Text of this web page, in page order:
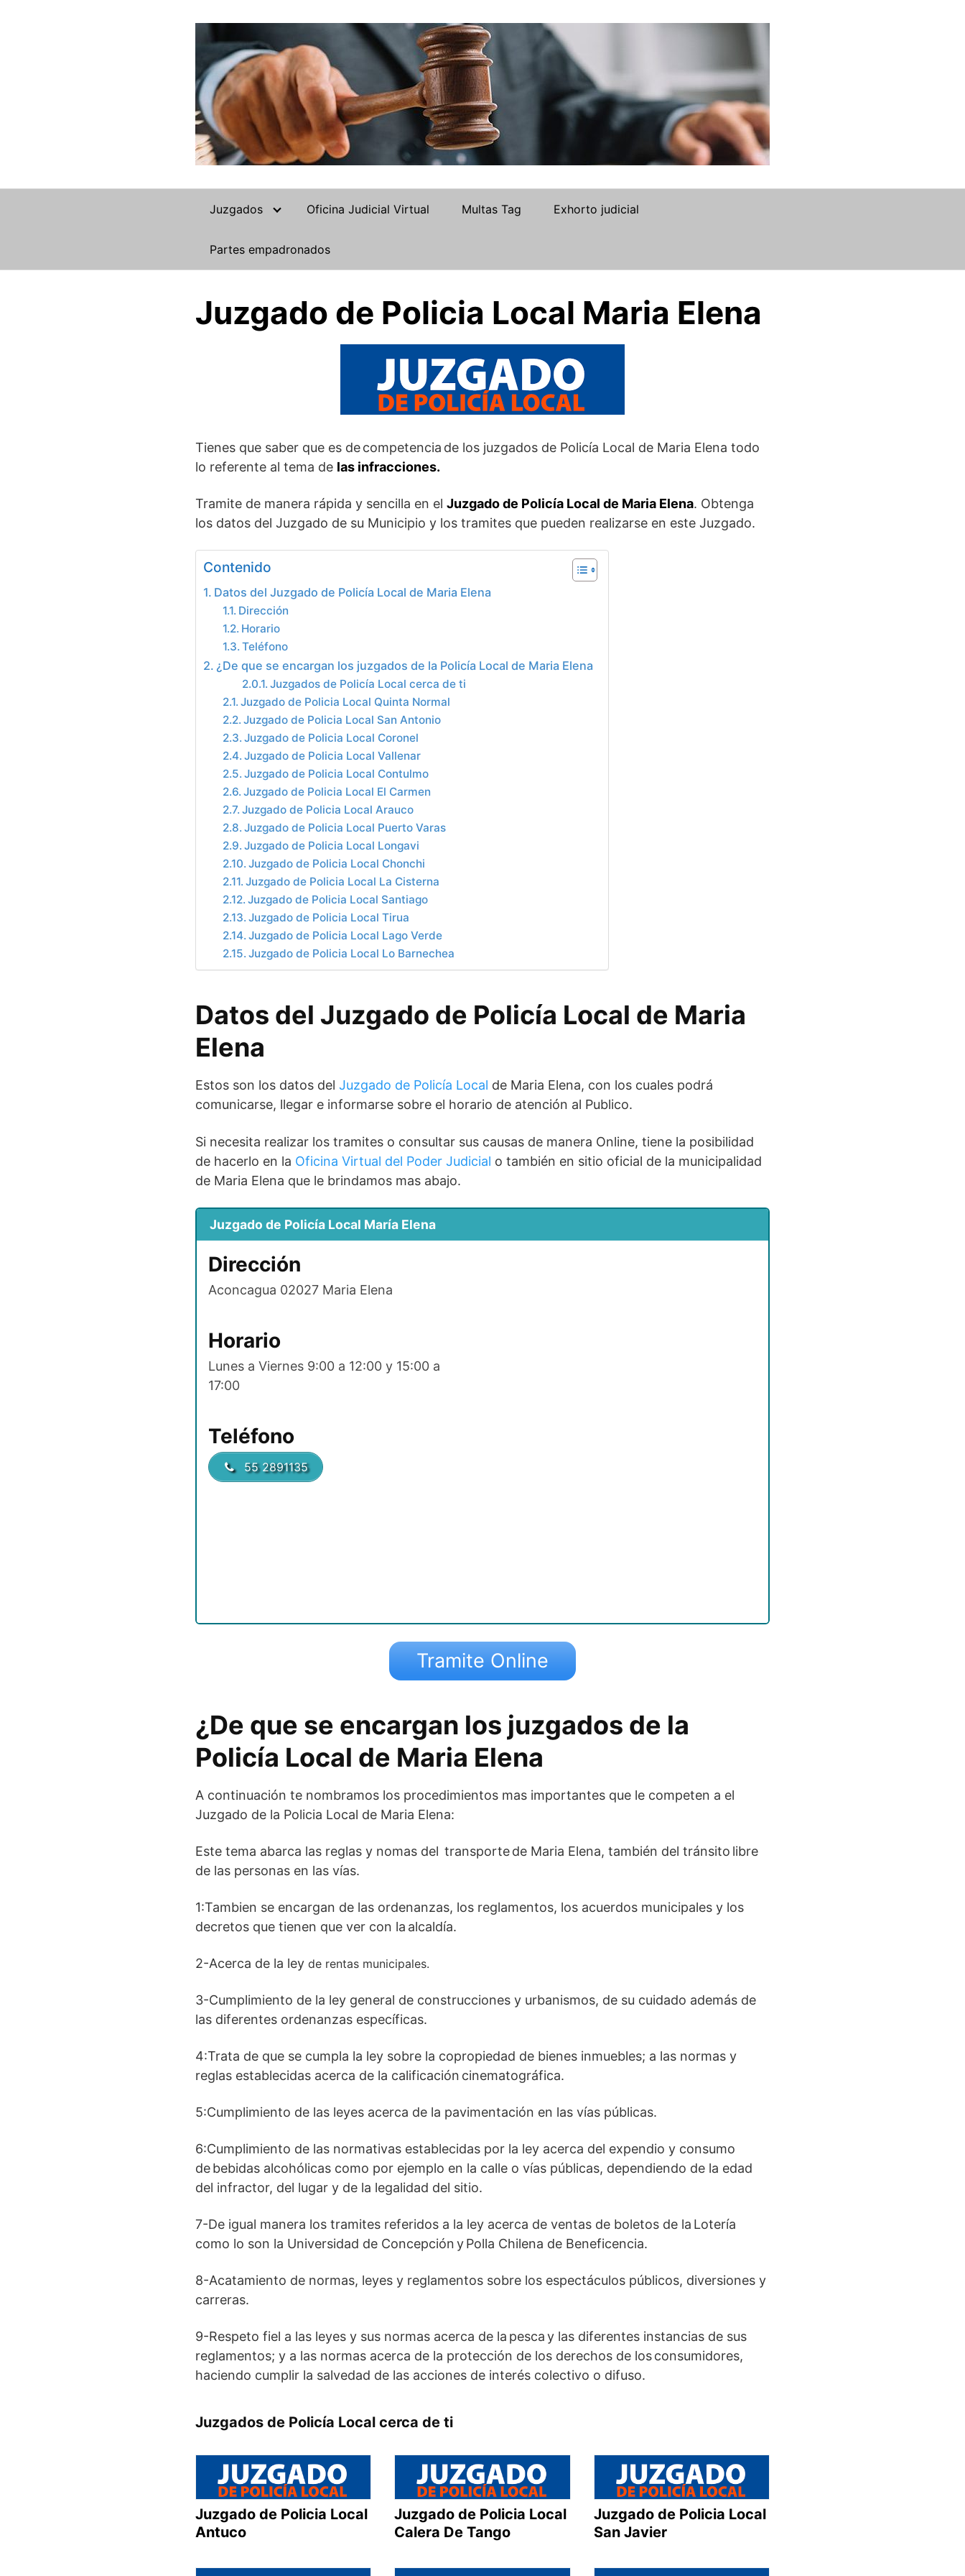
Juzgados Oficina Judicial Virtual Multas Tag Exhorto judicial
Partes empadronados
Juzgado de Policia Local Maria Elena
Tienes que saber que es de competencia de los juzgados de Policía Local de Maria Elena todo
lo referente al tema de las infracciones.
Tramite de manera rápida y sencilla en el Juzgado de Policía Local de Maria Elena. Obtenga
los datos del Juzgado de su Municipio y los tramites que pueden realizarse en este Juzgado.
Contenido
Datos del Juzgado de Policía Local de Maria Elena
Dirección
Horario
Teléfono
¿De que se encargan los juzgados de la Policía Local de Maria Elena
Juzgados de Policía Local cerca de ti
Juzgado de Policia Local Quinta Normal
Juzgado de Policia Local San Antonio
Juzgado de Policia Local Coronel
Juzgado de Policia Local Vallenar
Juzgado de Policia Local Contulmo
Juzgado de Policia Local El Carmen
Juzgado de Policia Local Arauco
Juzgado de Policia Local Puerto Varas
Juzgado de Policia Local Longavi
Juzgado de Policia Local Chonchi
Juzgado de Policia Local La Cisterna
Juzgado de Policia Local Santiago
Juzgado de Policia Local Tirua
Juzgado de Policia Local Lago Verde
Juzgado de Policia Local Lo Barnechea
Datos del Juzgado de Policía Local de Maria
Elena
Estos son los datos del Juzgado de Policía Local de Maria Elena, con los cuales podrá
comunicarse, llegar e informarse sobre el horario de atención al Publico.
Si necesita realizar los tramites o consultar sus causas de manera Online, tiene la posibilidad
de hacerlo en la Oficina Virtual del Poder Judicial o también en sitio oficial de la municipalidad
de Maria Elena que le brindamos mas abajo.
Juzgado de Policía Local María Elena
Dirección
Aconcagua 02027 Maria Elena
Horario
Lunes a Viernes 9:00 a 12:00 y 15:00 a
17:00
Teléfono
55 2891135
Tramite Online
¿De que se encargan los juzgados de la
Policía Local de Maria Elena
A continuación te nombramos los procedimientos mas importantes que le competen a el
Juzgado de la Policia Local de Maria Elena:
Este tema abarca las reglas y nomas del transporte de Maria Elena, también del tránsito libre
de las personas en las vías.
1:Tambien se encargan de las ordenanzas, los reglamentos, los acuerdos municipales y los
decretos que tienen que ver con la alcaldía.
2-Acerca de la ley de rentas municipales.
3-Cumplimiento de la ley general de construcciones y urbanismos, de su cuidado además de
las diferentes ordenanzas específicas.
4:Trata de que se cumpla la ley sobre la copropiedad de bienes inmuebles; a las normas y
reglas establecidas acerca de la calificación cinematográfica.
5:Cumplimiento de las leyes acerca de la pavimentación en las vías públicas.
6:Cumplimiento de las normativas establecidas por la ley acerca del expendio y consumo
de bebidas alcohólicas como por ejemplo en la calle o vías públicas, dependiendo de la edad
del infractor, del lugar y de la legalidad del sitio.
7-De igual manera los tramites referidos a la ley acerca de ventas de boletos de la Lotería
como lo son la Universidad de Concepción y Polla Chilena de Beneficencia.
8-Acatamiento de normas, leyes y reglamentos sobre los espectáculos públicos, diversiones y
carreras.
9-Respeto fiel a las leyes y sus normas acerca de la pesca y las diferentes instancias de sus
reglamentos; y a las normas acerca de la protección de los derechos de los consumidores,
haciendo cumplir la salvedad de las acciones de interés colectivo o difuso.
Juzgados de Policía Local cerca de ti
Juzgado de Policia Local
Antuco
Juzgado de Policia Local
Calera De Tango
Juzgado de Policia Local
San Javier